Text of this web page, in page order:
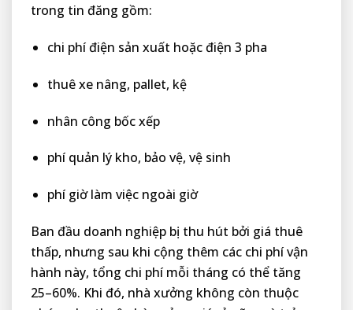
trong tin đăng gồm:
chi phí điện sản xuất hoặc điện 3 pha
thuê xe nâng, pallet, kệ
nhân công bốc xếp
phí quản lý kho, bảo vệ, vệ sinh
phí giờ làm việc ngoài giờ
Ban đầu doanh nghiệp bị thu hút bởi giá thuê
thấp, nhưng sau khi cộng thêm các chi phí vận
hành này, tổng chi phí mỗi tháng có thể tăng
25–60%. Khi đó, nhà xưởng không còn thuộc